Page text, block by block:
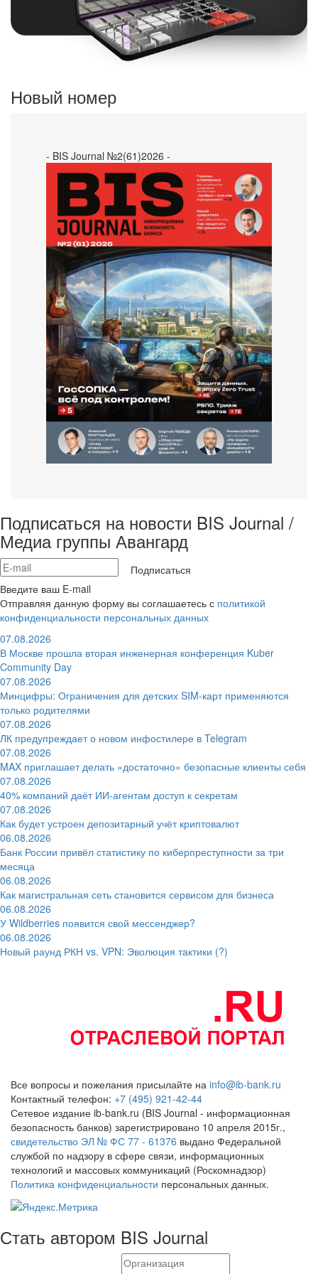
Новый номер
- BIS Journal №2(61)2026 -
Подписаться на новости BIS Journal /
Медиа группы Авангард
Подписаться
Введите ваш E-mail
Отправляя данную форму вы соглашаетесь с политикой
конфиденциальности персональных данных
07.08.2026
В Москве прошла вторая инженерная конференция Kuber
Community Day
07.08.2026
Минцифры: Ограничения для детских SIM-карт применяются
только родителями
07.08.2026
ЛК предупреждает о новом инфостилере в Telegram
07.08.2026
MAX приглашает делать «достаточно» безопасные клиенты себя
07.08.2026
40% компаний даёт ИИ‑агентам доступ к секретам
07.08.2026
Как будет устроен депозитарный учёт криптовалют
06.08.2026
Банк России привёл статистику по киберпреступности за три
месяца
06.08.2026
Как магистральная сеть становится сервисом для бизнеса
06.08.2026
У Wildberries появится свой мессенджер?
06.08.2026
Новый раунд РКН vs. VPN: Эволюция тактики (?)
Все вопросы и пожелания присылайте на info@ib-bank.ru
Контактный телефон: +7 (495) 921-42-44
Сетевое издание ib-bank.ru (BIS Journal - информационная
безопасность банков) зарегистрировано 10 апреля 2015г.,
свидетельство ЭЛ № ФС 77 - 61376 выдано Федеральной
службой по надзору в сфере связи, информационных
технологий и массовых коммуникаций (Роскомнадзор)
Политика конфиденциальности персональных данных.
Стать автором BIS Journal